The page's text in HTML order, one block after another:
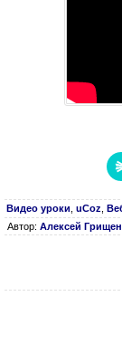
Видео уроки uCoz
Автор: Алексей